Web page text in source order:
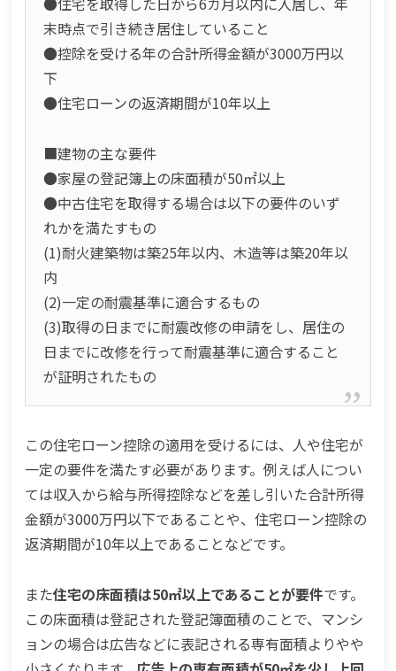
末時点で引き続き居住していること
●控除を受ける年の合計所得金額が3000万円以
下
●住宅ローンの返済期間が10年以上
■建物の主な要件
●家屋の登記簿上の床面積が50㎡以上
●中古住宅を取得する場合は以下の要件のいず
れかを満たすもの
(1)耐火建築物は築25年以内、木造等は築20年以
内
(2)一定の耐震基準に適合するもの
(3)取得の日までに耐震改修の申請をし、居住の
日までに改修を行って耐震基準に適合すること
が証明されたもの
この住宅ローン控除の適用を受けるには、人や住宅が
一定の要件を満たす必要があります。例えば人につい
ては収入から給与所得控除などを差し引いた合計所得
金額が3000万円以下であることや、住宅ローン控除の
返済期間が10年以上であることなどです。
また住宅の床面積は50㎡以上であることが要件です。
この床面積は登記された登記簿面積のことで、マンシ
ョンの場合は広告などに表記される専有面積よりやや